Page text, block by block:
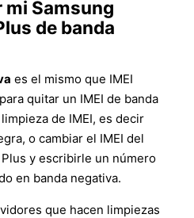
mi Samsung
de banda
es el mismo que IMEI
quitar un IMEI de banda
de IMEI, es decir
o cambiar el IMEI del
Plus y escribirle un número
en banda negativa.
que hacen limpiezas